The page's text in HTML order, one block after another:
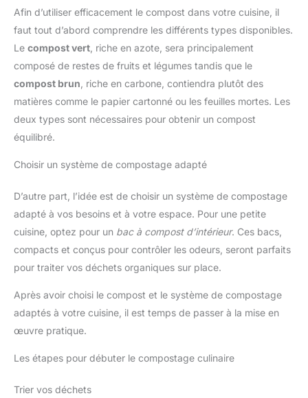
Afin d’utiliser efficacement le compost dans votre cuisine, il
faut tout d’abord comprendre les différents types disponibles.
Le compost vert , riche en azote, sera principalement
composé de restes de fruits et légumes tandis que le
compost brun , riche en carbone, contiendra plutôt des
matières comme le papier cartonné ou les feuilles mortes. Les
deux types sont nécessaires pour obtenir un compost
équilibré.
Choisir un système de compostage adapté
D’autre part, l’idée est de choisir un système de compostage
adapté à vos besoins et à votre espace. Pour une petite
cuisine, optez pour un bac à compost d’intérieur. Ces bacs,
compacts et conçus pour contrôler les odeurs, seront parfaits
pour traiter vos déchets organiques sur place.
Après avoir choisi le compost et le système de compostage
adaptés à votre cuisine, il est temps de passer à la mise en
œuvre pratique.
Les étapes pour débuter le compostage culinaire
Trier vos déchets